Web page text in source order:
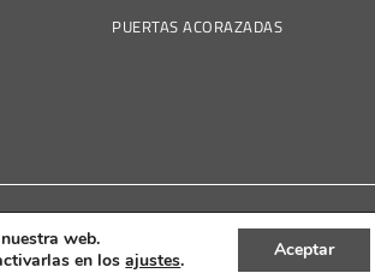
PUERTAS ACORAZADAS
web.
en losajustes. Aceptar